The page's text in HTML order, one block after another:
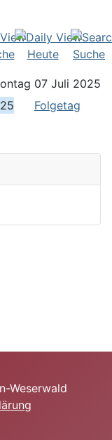
Heute Suche
07 Juli 2025
Folgetag
Weserwald